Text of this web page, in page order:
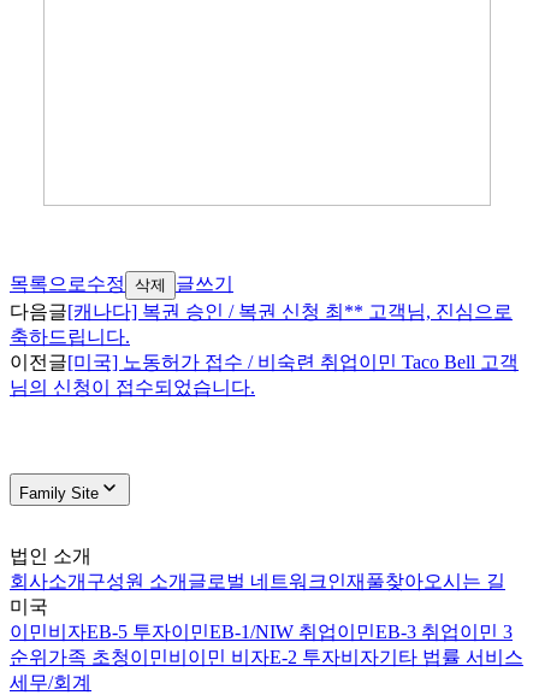
목록으로수정 삭제
글쓰기
다음글[캐나다] 복권 승인 / 복권 신청 최** 고객님, 진심으로
축하드립니다.
이전글[미국] 노동허가 접수 / 비숙련 취업이민 Taco Bell 고객
님의 신청이 접수되었습니다.
Family Site
법인 소개
회사소개 구성원 소개 글로벌 네트워크인재풀찾아오시는 길
미국
이민비자EB-5 투자이민EB-1/NIW 취업이민EB-3 취업이민 3
순위 가족 초청이민비이민 비자E-2 투자비자기타 법률 서비스
세무/회계